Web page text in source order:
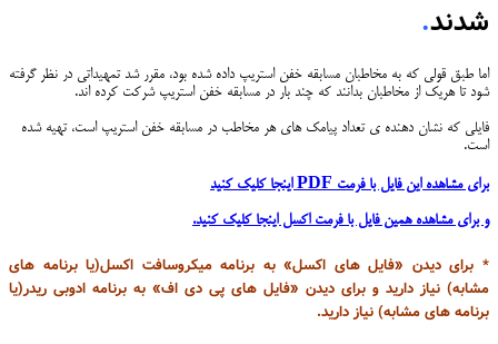
شدند.
اما طبق قولی که به مخاطبان مسابقه خفن استریپ داده شده بود، مقرر شد تمهیداتی در نظر گرفته
شود تا هریک از مخاطبان بدانند که چند بار در مسابقه خفن استریپ شرکت کرده اند.
فایلی که نشان دهنده ی تعداد پیامک های هر مخاطب در مسابقه خفن استریپ است، تهیه شده
است.
برای مشاهده این فایل با فرمت PDF اینجا کلیک کنید
و برای مشاهده همین فایل با فرمت اکسل اینجا کلیک کنید.
* برای دیدن «فایل های اکسل» به برنامه میکروسافت اکسل(یا برنامه های
مشابه) نیاز دارید و برای دیدن «فایل های پی دی اف» به برنامه ادوبی ریدر(یا
برنامه های مشابه) نیاز دارید.